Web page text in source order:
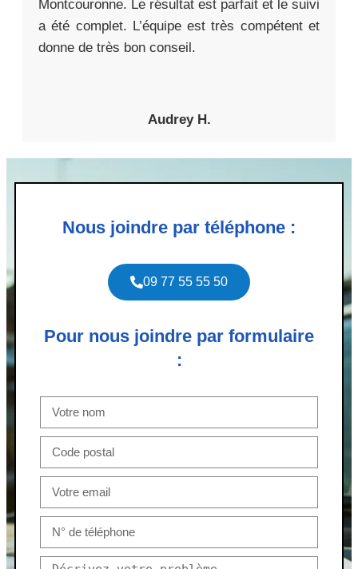
Montcouronne. Le résultat est parfait et le suivi
a été complet. L’équipe est très compétent et
donne de très bon conseil.
Audrey H.
Nous joindre par téléphone :
09 77 55 55 50
Pour nous joindre par formulaire
: